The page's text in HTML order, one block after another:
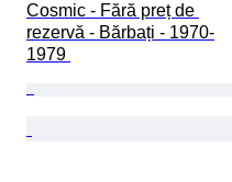
Cosmic - Fără preț de
rezervă - Bărbați - 1970-
1979